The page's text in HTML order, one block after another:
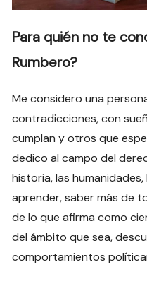
Para quién no te
Rumbero?
Me considero una
contradicciones, con
cumplan y otros que
dedico al campo del
historia, las
aprender, saber más de
de lo que afirma como
del ámbito que sea,
comportamientos